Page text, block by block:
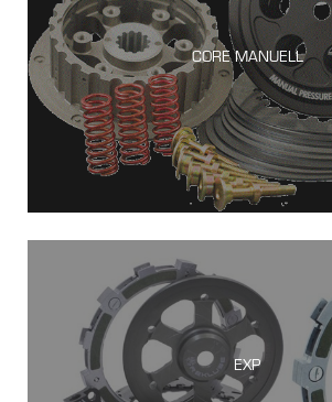
CORE MANUELL
EXP